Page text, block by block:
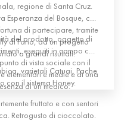
regione di Santa Cruz.
Esperanza del Bosque, che
di partecipare, tramite
di Fano, ad un progetto
a grandi risultati.
del prodotto, oggetto di
eseguiti in campo che
di vista sociale con il
elementari e medie e di una
di un medico.
varietali Catuai, Pache
con il sistema Honey.
fruttato e con sentori
Retrogusto di cioccolato.